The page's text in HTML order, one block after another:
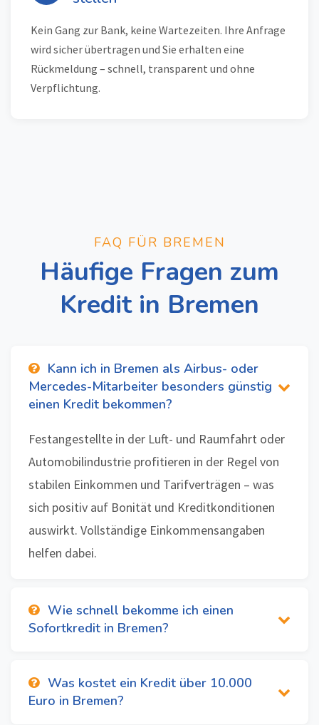
Kein Gang zur Bank, keine Wartezeiten. Ihre Anfrage
wird sicher übertragen und Sie erhalten eine
Rückmeldung – schnell, transparent und ohne
Verpflichtung.
FAQ FÜR BREMEN
Häufige Fragen zum
Kredit in Bremen
Kann ich in Bremen als Airbus- oder
Mercedes-Mitarbeiter besonders günstig
einen Kredit bekommen?
Festangestellte in der Luft- und Raumfahrt oder
Automobilindustrie profitieren in der Regel von
stabilen Einkommen und Tarifverträgen – was
sich positiv auf Bonität und Kreditkonditionen
auswirkt. Vollständige Einkommensangaben
helfen dabei.
Wie schnell bekomme ich einen
Sofortkredit in Bremen?
Was kostet ein Kredit über 10.000
Euro in Bremen?